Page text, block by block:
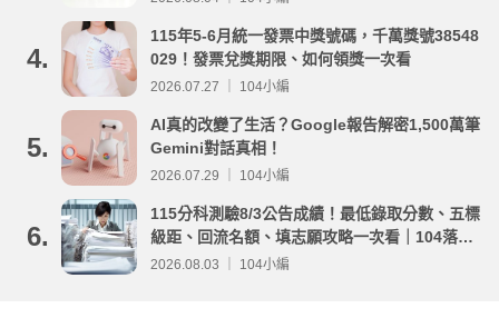
4.
115年5-6月統一發票中獎號碼，千萬獎號38548
029！發票兌獎期限、如何領獎一次看
2026.07.27 ｜ 104小編
5.
AI真的改變了生活？Google報告解密1,500萬筆
Gemini對話真相！
2026.07.29 ｜ 104小編
6.
115分科測驗8/3公告成績！最低錄取分數、五標
級距、回流名額、填志願攻略一次看｜104落點
分析
2026.08.03 ｜ 104小編